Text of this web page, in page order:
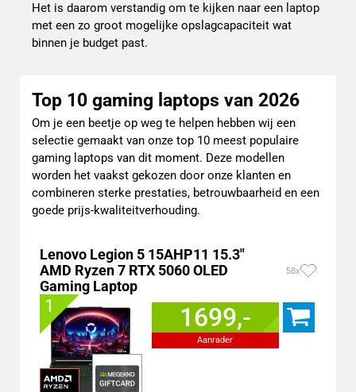
Het is daarom verstandig om te kijken naar een laptop
met een zo groot mogelijke opslagcapaciteit wat
binnen je budget past.
Top 10 gaming laptops van 2026
Om je een beetje op weg te helpen hebben wij een
selectie gemaakt van onze top 10 meest populaire
gaming laptops van dit moment. Deze modellen
worden het vaakst gekozen door onze klanten en
combineren sterke prestaties, betrouwbaarheid en een
goede prijs-kwaliteitverhouding.
Lenovo Legion 5 15AHP11 15.3"
AMD Ryzen 7 RTX 5060 OLED
Gaming Laptop
58x
1 1699,-
Aanrader